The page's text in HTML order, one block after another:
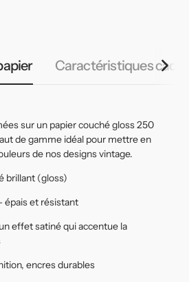
Caractéristiques cadre
sur un papier couché gloss 250
de gamme idéal pour mettre en
de nos designs vintage.
brillant (gloss)
épais et résistant
effet satiné qui accentue la
encres durables